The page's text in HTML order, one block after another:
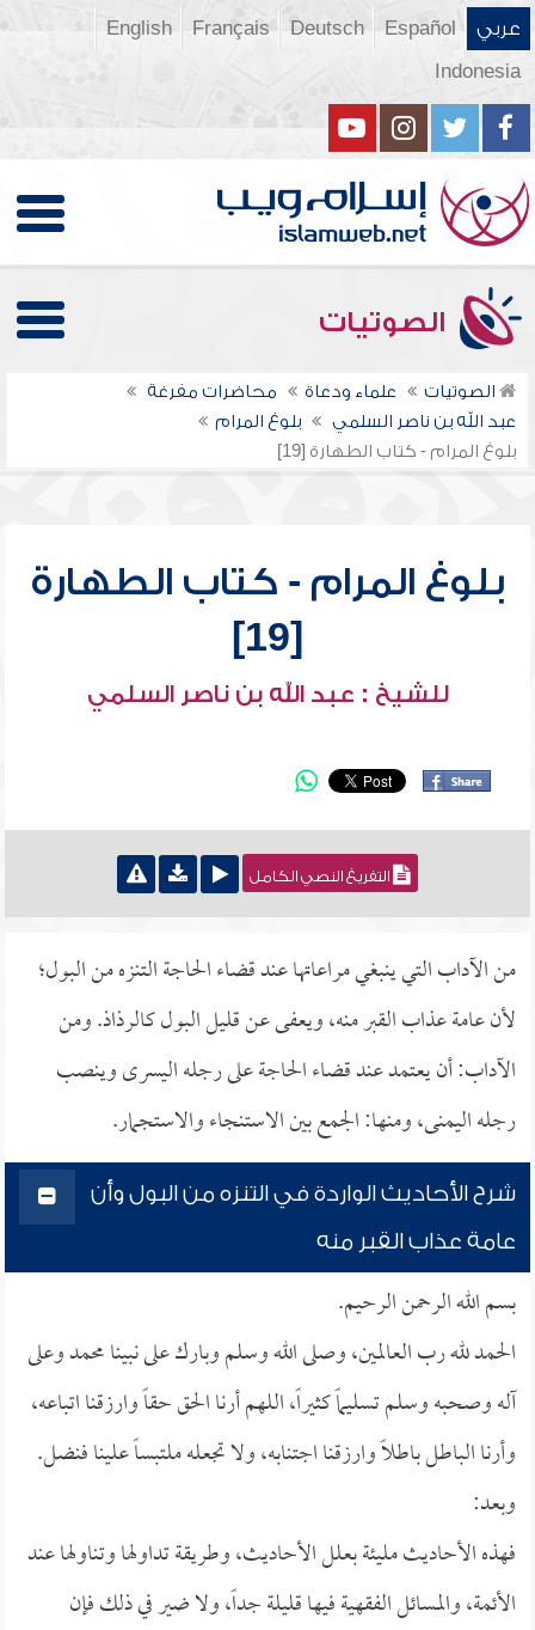
عربي Español
Deutsch
Français
English
Indonesia
الصوتيات
الصوتيات علماء ودعاة
محاضرات مفرغة
عبد الله بن ناصر السلمي
بلوغ المرام
بلوغ المرام - كتاب الطهارة [19]
بلوغ المرام - كتاب الطهارة
[19]
للشيخ : عبد الله بن ناصر السلمي
التفريغ النصي الكامل
من الآداب التي ينبغي مراعاتها عند قضاء الحاجة التنزه من البول؛
لأن عامة عذاب القبر منه، ويعفى عن قليل البول كالرذاذ. ومن
الآداب: أن يعتمد عند قضاء الحاجة على رجله اليسرى وينصب
رجله اليمنى، ومنها: الجمع بين الاستنجاء والاستجمار.
شرح الأحاديث الواردة في التنزه من البول وأن
عامة عذاب القبر منه
بسم الله الرحمن الرحيم.
الحمد لله رب العالمين، وصلى الله وسلم وبارك على نبينا محمد وعلى
آله وصحبه وسلم تسليماً كثيراً، اللهم أرنا الحق حقاً وارزقنا اتباعه،
وأرنا الباطل باطلاً وارزقنا اجتنابه، ولا تجعله ملتبساً علينا فنضل.
وبعد:
فهذه الأحاديث مليئة بعلل الأحاديث، وطريقة تداولها وتناولها عند
الأئمة، والمسائل الفقهية فيها قليلة جداً، ولا ضير في ذلك فإن